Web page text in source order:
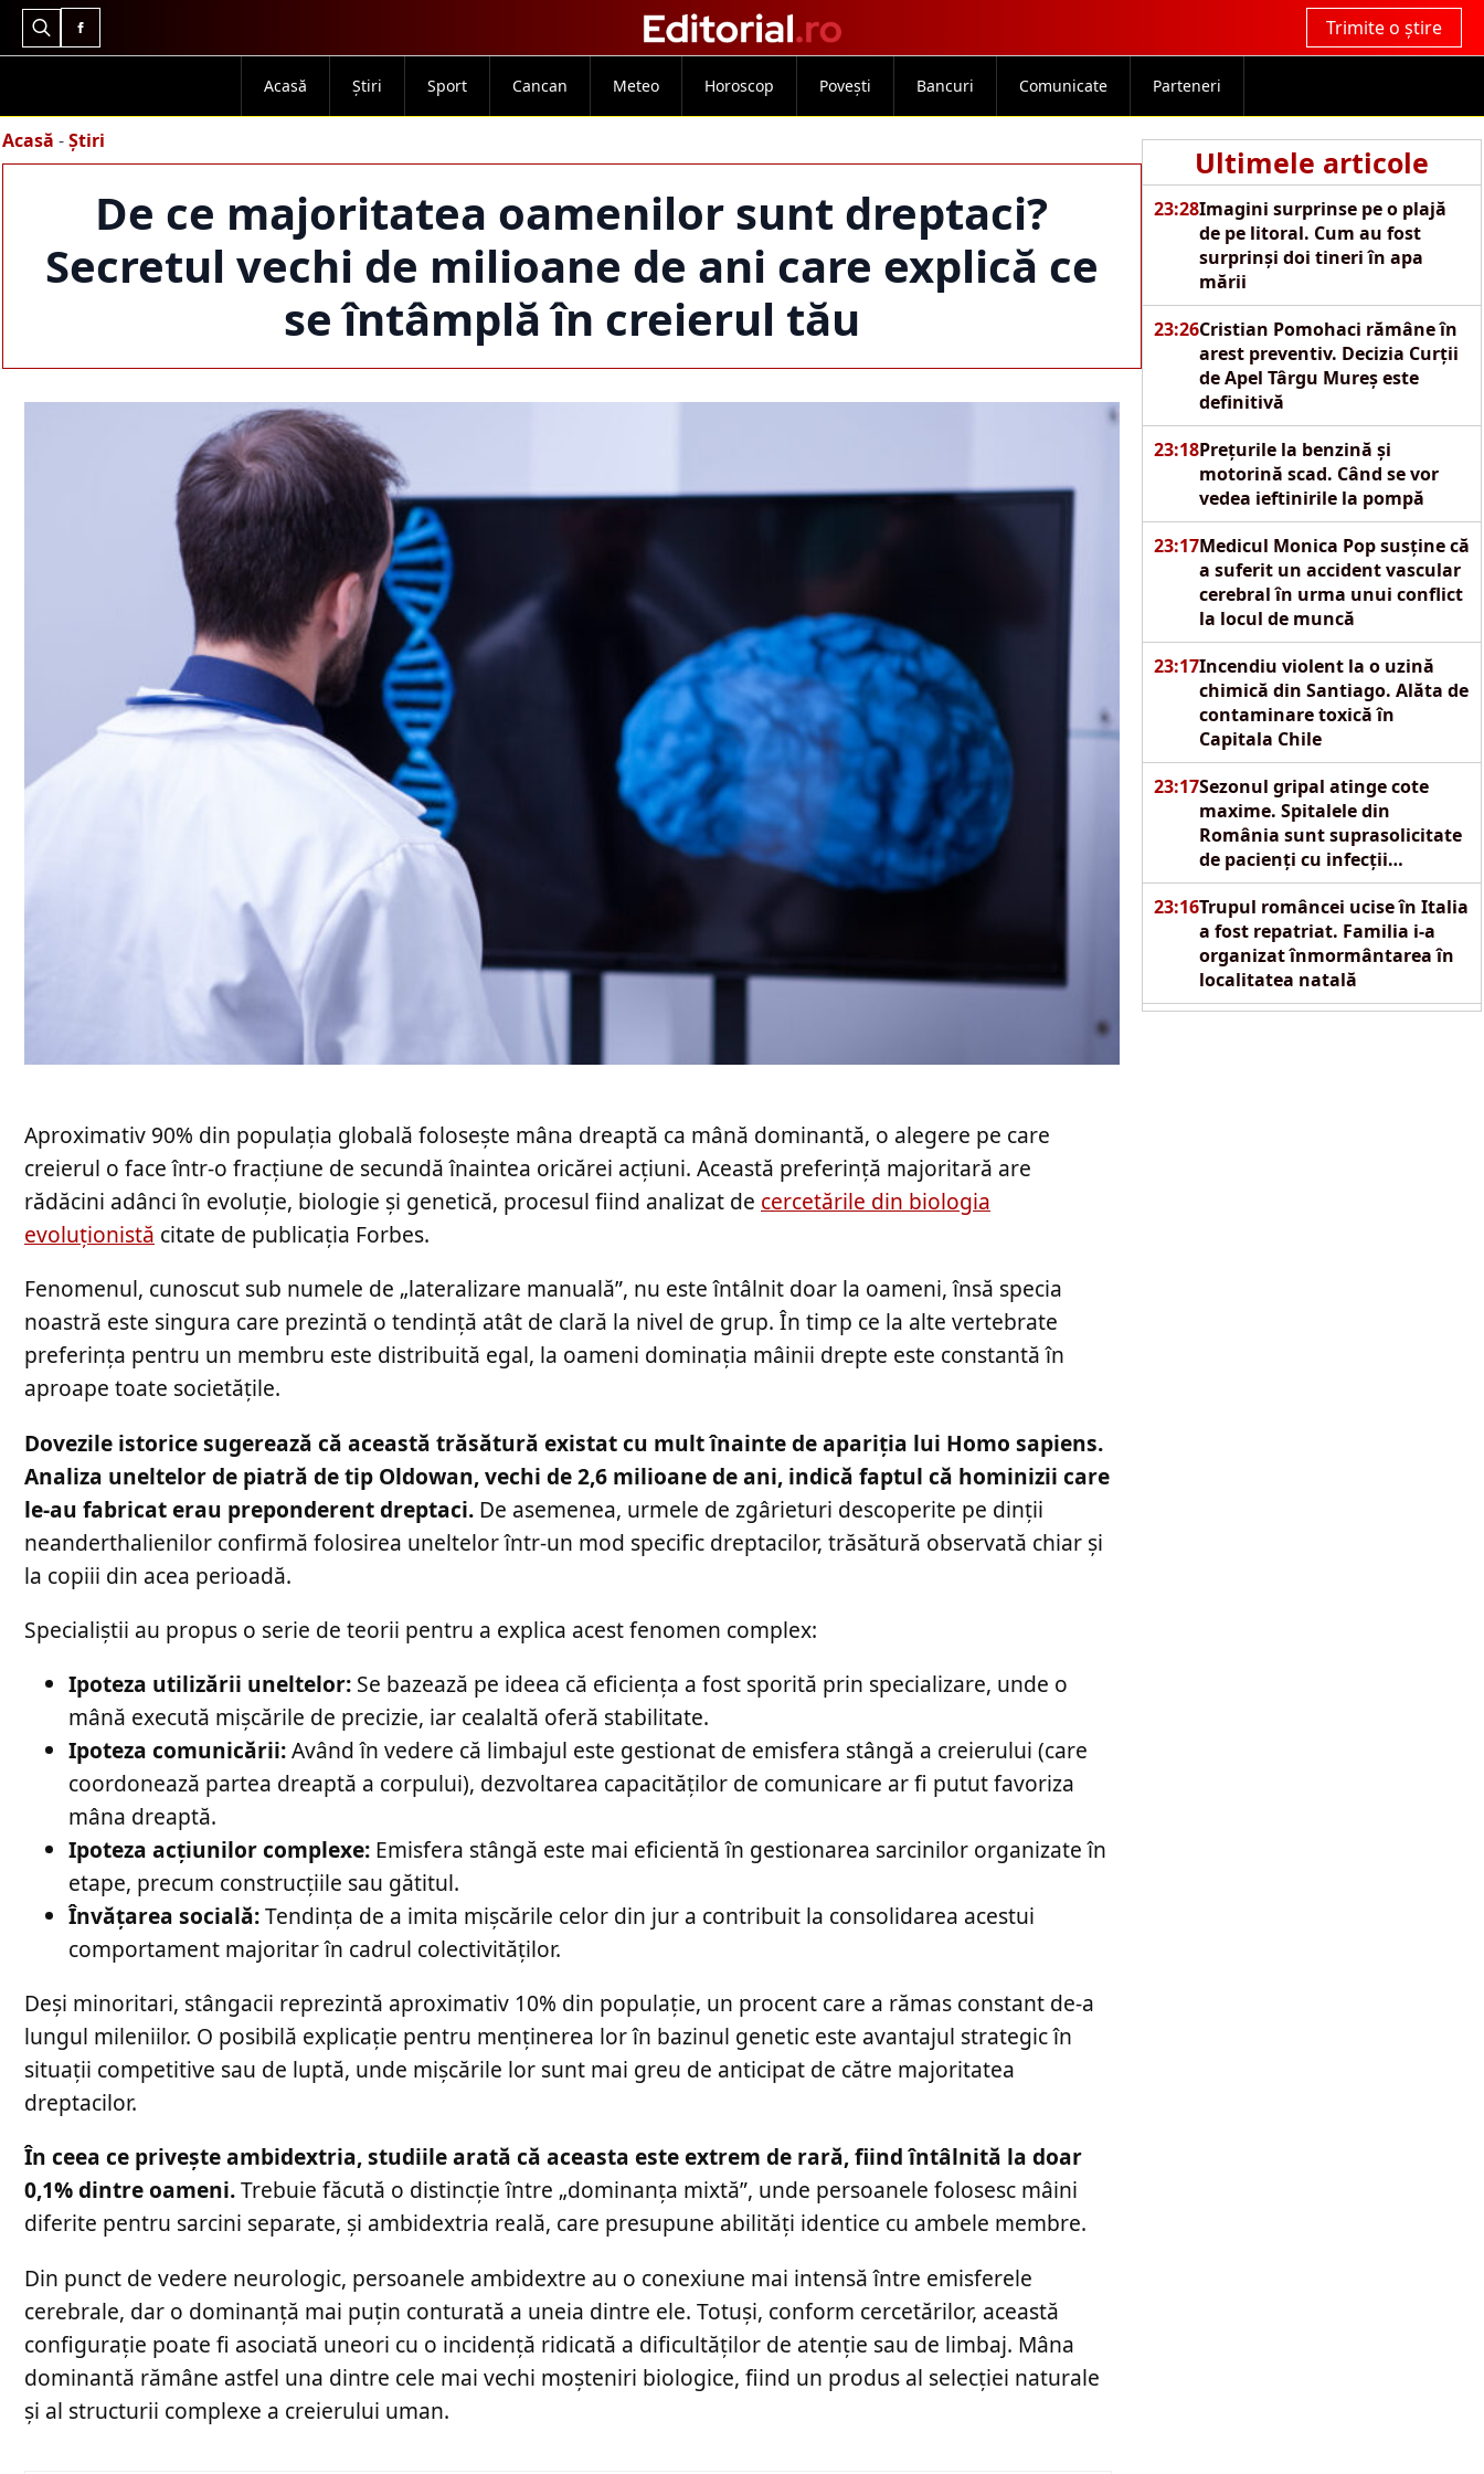
Search
Trimite o știre
Acasă Știri Sport Cancan Meteo Horoscop Povești Bancuri Comunicate Parteneri
Acasă -Știri
De ce majoritatea oamenilor sunt dreptaci?
Secretul vechi de milioane de ani care explică ce
se întâmplă în creierul tău
Ultimele articole
23:28Imagini surprinse pe o plajă
de pe litoral. Cum au fost
surprinși doi tineri în apa
mării
23:26Cristian Pomohaci rămâne în
arest preventiv. Decizia Curții
de Apel Târgu Mureș este
definitivă
23:18Prețurile la benzină și
motorină scad. Când se vor
vedea ieftinirile la pompă
23:17Medicul Monica Pop susține că
a suferit un accident vascular
cerebral în urma unui conflict
la locul de muncă
23:17Incendiu violent la o uzină
chimică din Santiago. Alăta de
contaminare toxică în
Capitala Chile
23:17Sezonul gripal atinge cote
maxime. Spitalele din
România sunt suprasolicitate
de pacienți cu infecții
respiratorii acute
23:16Trupul româncei ucise în Italia
a fost repatriat. Familia i-a
organizat înmormântarea în
localitatea natală
Aproximativ 90% din populația globală folosește mâna dreaptă ca mână dominantă, o alegere pe care
creierul o face într-o fracțiune de secundă înaintea oricărei acțiuni. Această preferință majoritară are
rădăcini adânci în evoluție, biologie și genetică, procesul fiind analizat de cercetările din biologia
evoluționistă citate de publicația Forbes.
Fenomenul, cunoscut sub numele de „lateralizare manuală”, nu este întâlnit doar la oameni, însă specia
noastră este singura care prezintă o tendință atât de clară la nivel de grup. În timp ce la alte vertebrate
preferința pentru un membru este distribuită egal, la oameni dominația mâinii drepte este constantă în
aproape toate societățile.
Dovezile istorice sugerează că această trăsătură existat cu mult înainte de apariția lui Homo sapiens.
Analiza uneltelor de piatră de tip Oldowan, vechi de 2,6 milioane de ani, indică faptul că hominizii care
le-au fabricat erau preponderent dreptaci. De asemenea, urmele de zgârieturi descoperite pe dinții
neanderthalienilor confirmă folosirea uneltelor într-un mod specific dreptacilor, trăsătură observată chiar și
la copiii din acea perioadă.
Specialiștii au propus o serie de teorii pentru a explica acest fenomen complex:
Ipoteza utilizării uneltelor: Se bazează pe ideea că eficiența a fost sporită prin specializare, unde o
mână execută mișcările de precizie, iar cealaltă oferă stabilitate.
Ipoteza comunicării:Având în vedere că limbajul este gestionat de emisfera stângă a creierului (care
coordonează partea dreaptă a corpului), dezvoltarea capacităților de comunicare ar fi putut favoriza
mâna dreaptă.
Ipoteza acțiunilor complexe: Emisfera stângă este mai eficientă în gestionarea sarcinilor organizate în
etape, precum construcțiile sau gătitul.
Învățarea socială:Tendința de a imita mișcările celor din jur a contribuit la consolidarea acestui
comportament majoritar în cadrul colectivităților.
Deși minoritari, stângacii reprezintă aproximativ 10% din populație, un procent care a rămas constant de-a
lungul mileniilor. O posibilă explicație pentru menținerea lor în bazinul genetic este avantajul strategic în
situații competitive sau de luptă, unde mișcările lor sunt mai greu de anticipat de către majoritatea
dreptacilor.
În ceea ce privește ambidextria, studiile arată că aceasta este extrem de rară, fiind întâlnită la doar
0,1% dintre oameni.Trebuie făcută o distincție între „dominanța mixtă”, unde persoanele folosesc mâini
diferite pentru sarcini separate, și ambidextria reală, care presupune abilități identice cu ambele membre.
Din punct de vedere neurologic, persoanele ambidextre au o conexiune mai intensă între emisferele
cerebrale, dar o dominanță mai puțin conturată a uneia dintre ele. Totuși, conform cercetărilor, această
configurație poate fi asociată uneori cu o incidență ridicată a dificultăților de atenție sau de limbaj. Mâna
dominantă rămâne astfel una dintre cele mai vechi moșteniri biologice, fiind un produs al selecției naturale
și al structurii complexe a creierului uman.